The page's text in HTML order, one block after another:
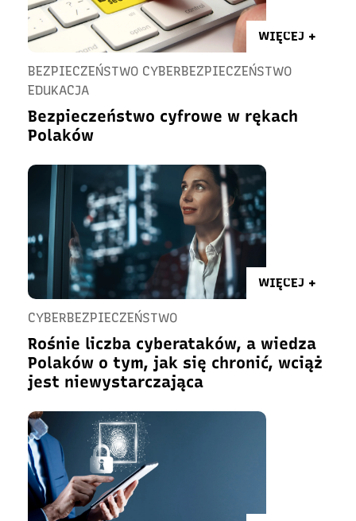
WIĘCEJ +
BEZPIECZEŃSTWO CYBERBEZPIECZEŃSTWO
EDUKACJA
Bezpieczeństwo cyfrowe w rękach
Polaków
WIĘCEJ +
CYBERBEZPIECZEŃSTWO
Rośnie liczba cyberataków, a wiedza
Polaków o tym, jak się chronić, wciąż
jest niewystarczająca